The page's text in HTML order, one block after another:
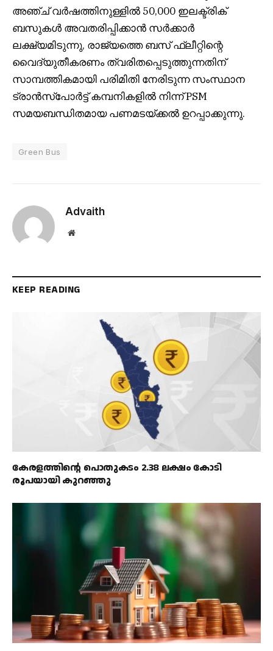
അഞ്ച് വർഷത്തിനുള്ളിൽ 50,000 ഇലക്ട്രിക്
ബസുകൾ അവതരിപ്പിക്കാൻ സർക്കാർ
ലക്ഷ്യമിടുന്നു, രാജ്യത്തെ ബസ് ഫ്ലീറ്റിന്റെ
വൈദ്യുതീകരണം ത്വരിതപ്പെടുത്തുന്നതിന്
സാമ്പത്തികമായി പരിമിതി നേരിടുന്ന സംസ്ഥാന
ട്രാൻസ്പോർട്ട് കമ്പനികളിൽ നിന്ന് PSM
സമയബന്ധിതമായ പണമടയ്ക്കൽ ഉറപ്പാക്കുന്നു.
Green Bus
Advaith
Website
KEEP READING
കേരളത്തിൻ്റെ പൊതുകടം 2.38 ലക്ഷം കോടി
രൂപയായി കുറഞ്ഞു